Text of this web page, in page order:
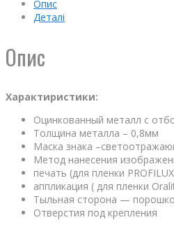
Опис
Деталі
Опис
Характиристики:
Оцинкованный металл с
Толщина металла – 0,8мм
Маска знака
Метод нанесения
печать (для пленки
аппликация ( для пленки
Тыльная сторона —
Отверстия под крепления